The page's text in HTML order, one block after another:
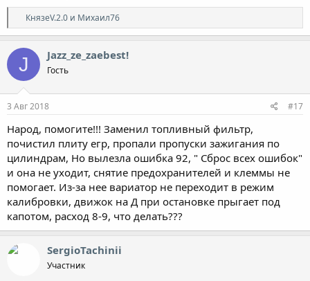
Р
е
а
к
ц
и
и
:
КнязеV.2.0 и Михаил76
J Jazz_ze_zaebest!
Гость
3 Авг 2018 #17
Народ, помогите!!! Заменил топливный фильтр,
почистил плиту егр, пропали пропуски зажигания по
цилиндрам, Но вылезла ошибка 92, " Сброс всех ошибок"
и она не уходит, снятие предохранителей и клеммы не
помогает. Из-за нее вариатор не переходит в режим
калибровки, движок на Д при остановке прыгает под
капотом, расход 8-9, что делать???
SergioTachinii
Участник